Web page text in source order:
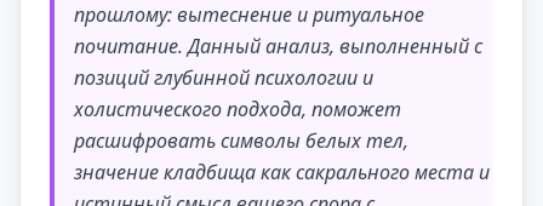
прошлому: вытеснение и ритуальное
почитание. Данный анализ, выполненный с
позиций глубинной психологии и
холистического подхода, поможет
расшифровать символы белых тел,
значение кладбища как сакрального места и